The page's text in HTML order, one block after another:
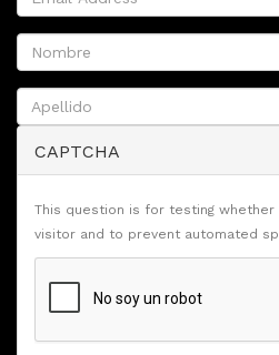
CAPTCHA
This question is for testing whether
visitor and to prevent automated